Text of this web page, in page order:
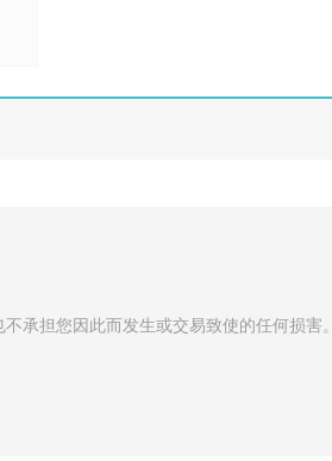
承担您因此而发生或交易致使的任何损害。